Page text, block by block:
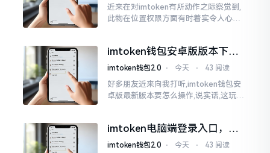
近来在对imtoken有所动作之际察觉到,
此物在位置权限方面有时着实令人心生
的模样
imtoken钱包安卓版版本下载
安装教程
imtoken钱包2.0 ⋅ 今天 ⋅ 43 阅读
好多朋友近来向我打听,imtoken钱包安
卓版最新版本要怎么操作,说实话,这玩意
0版本
imtoken电脑端登录入口，地
址在这里
imtoken钱包2.0 ⋅ 今天 ⋅ 43 阅读